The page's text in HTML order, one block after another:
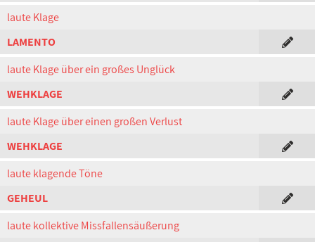
laute Klage
LAMENTO
laute Klage über ein großes Unglück
WEHKLAGE
laute Klage über einen großen Verlust
WEHKLAGE
laute klagende Töne
GEHEUL
laute kollektive Missfallensäußerung